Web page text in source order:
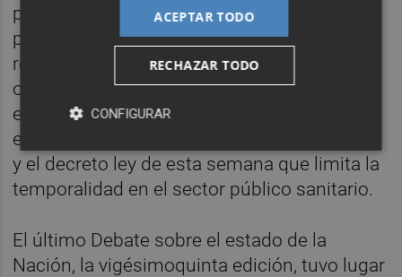
próxima semana sirva para votar otros
proyectos legislativos, además de la citada
reforma para la renovación del TC. Así, en el
orden del día se ha incluido también para
ese jueves la Ley de Memoria Democrática,
el decreto anticrisis aprobado el 25 de junio,
y el decreto ley de esta semana que limita la
temporalidad en el sector público sanitario.
El último Debate sobre el estado de la
Nación, la vigésimoquinta edición, tuvo lugar
ACEPTAR TODO
RECHAZAR TODO
CONFIGURAR